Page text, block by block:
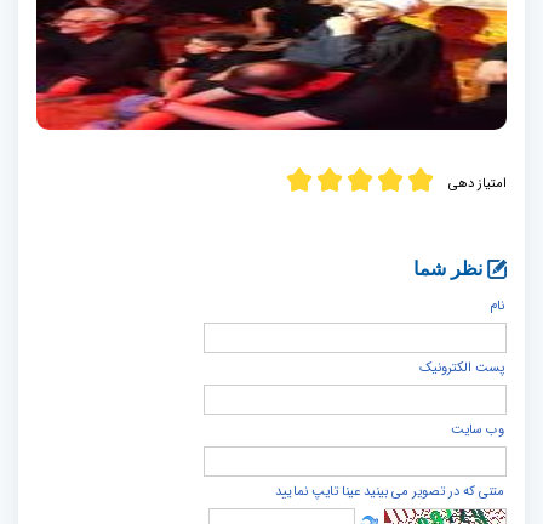
امتیاز دهی
نظر شما
نام
پست الكترونيک
وب سایت
متنی که در تصویر می بینید عینا تایپ نمایید